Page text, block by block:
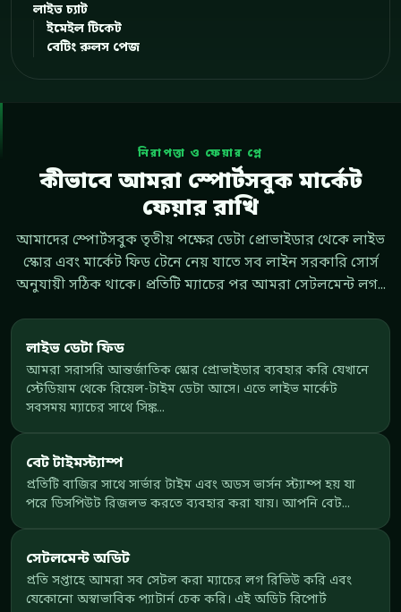
লাইভ চ্যাট
ইমেইল টিকেট
বেটিং রুলস পেজ
নিরাপত্তা ও ফেয়ার প্লে
কীভাবে আমরা স্পোর্টসবুক মার্কেট
ফেয়ার রাখি
আমাদের স্পোর্টসবুক তৃতীয় পক্ষের ডেটা প্রোভাইডার থেকে লাইভ
স্কোর এবং মার্কেট ফিড টেনে নেয় যাতে সব লাইন সরকারি সোর্স
অনুযায়ী সঠিক থাকে। প্রতিটি ম্যাচের পর আমরা সেটলমেন্ট লগ...
লাইভ ডেটা ফিড
আমরা সরাসরি আন্তর্জাতিক স্কোর প্রোভাইডার ব্যবহার করি যেখানে
স্টেডিয়াম থেকে রিয়েল-টাইম ডেটা আসে। এতে লাইভ মার্কেট
সবসময় ম্যাচের সাথে সিঙ্ক...
বেট টাইমস্ট্যাম্প
প্রতিটি বাজির সাথে সার্ভার টাইম এবং অডস ভার্সন স্ট্যাম্প হয় যা
পরে ডিসপিউট রিজলভ করতে ব্যবহার করা যায়। আপনি বেট...
সেটলমেন্ট অডিট
প্রতি সপ্তাহে আমরা সব সেটল করা ম্যাচের লগ রিভিউ করি এবং
যেকোনো অস্বাভাবিক প্যাটার্ন চেক করি। এই অডিট রিপোর্ট